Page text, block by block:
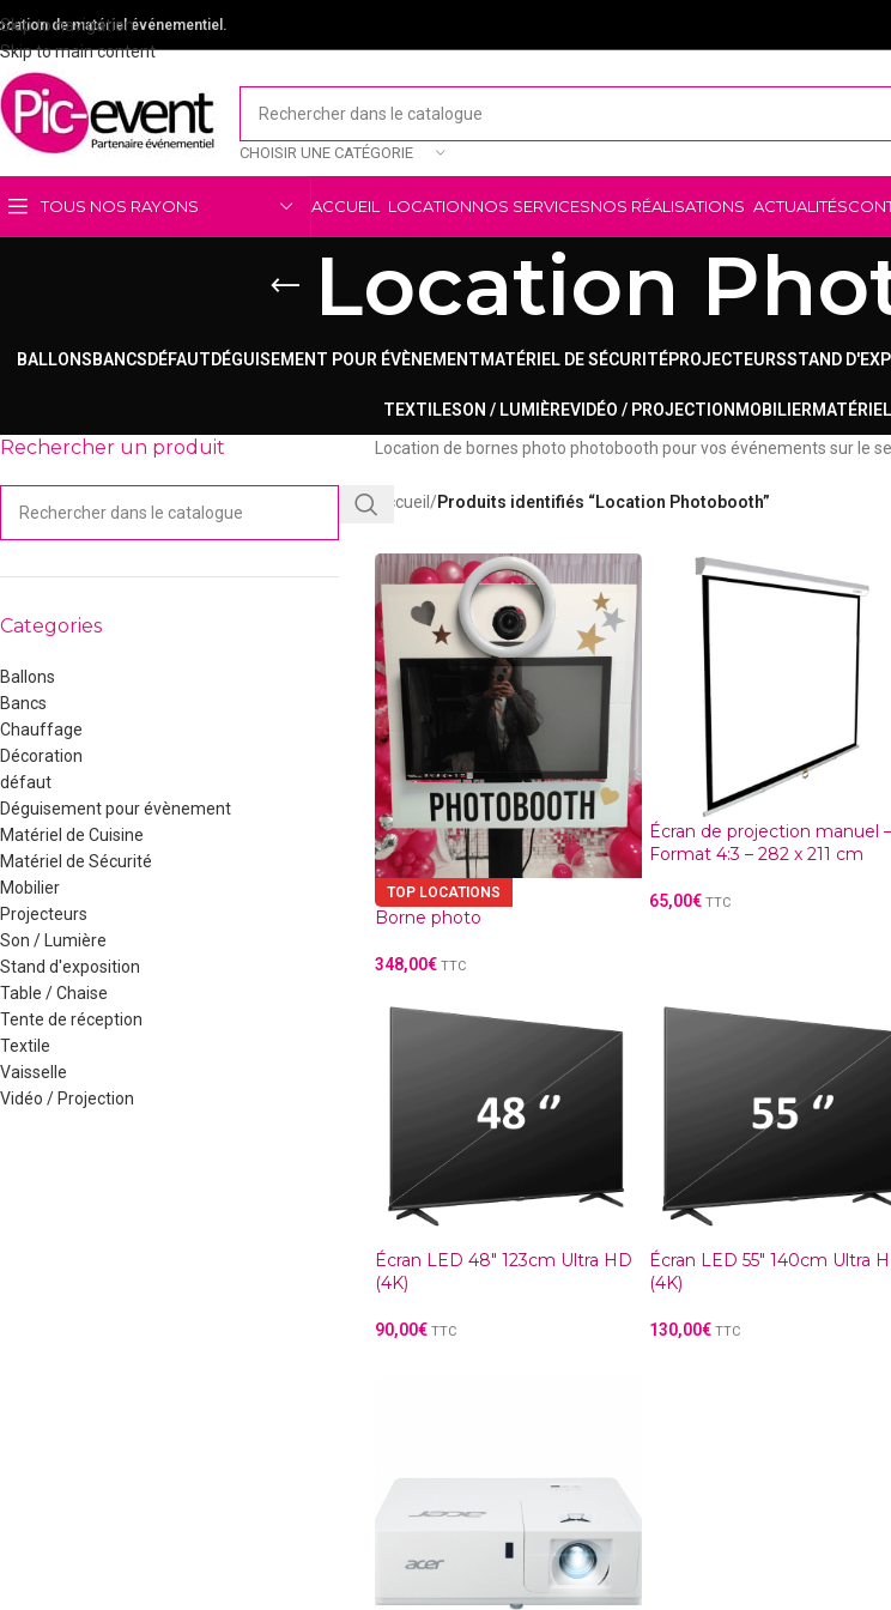
Skip to navigation
Skip to main content
de matériel événementiel.
CHOISIR UNE CATÉGORIE
TOUS NOS RAYONS ACCUEIL LOCATIONNOS SERVICESNOS RÉALISATIONS ACTUALITÉS
Location
BALLONSBANCSDÉFAUTDÉGUISEMENT POUR ÉVÈNEMENTMATÉRIEL DE SÉCURITÉPROJECTEURSSTAND
TEXTILESON / LUMIÈREVIDÉO / PROJECTIONMOBILIER
Rechercher un produit
Categories
Ballons
Bancs
Chauffage
Décoration
défaut
Déguisement pour évènement
Matériel de Cuisine
Matériel de Sécurité
Mobilier
Projecteurs
Son / Lumière
Stand d'exposition
Table / Chaise
Tente de réception
Textile
Vaisselle
Vidéo / Projection
Location de bornes photo photobooth pour vos événements sur le
Accueil/Produits identifiés “Location Photobooth”
TOP LOCATIONS
Borne photo
348,00€ TTC
Écran de projection manuel –
Format 4:3 – 282 x 211 cm
65,00€ TTC
Écran LED 48″ 123cm Ultra HD
(4K)
90,00€ TTC
Écran LED 55″ 140cm Ultra
(4K)
130,00€ TTC